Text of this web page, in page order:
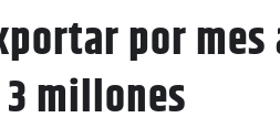
por
millones